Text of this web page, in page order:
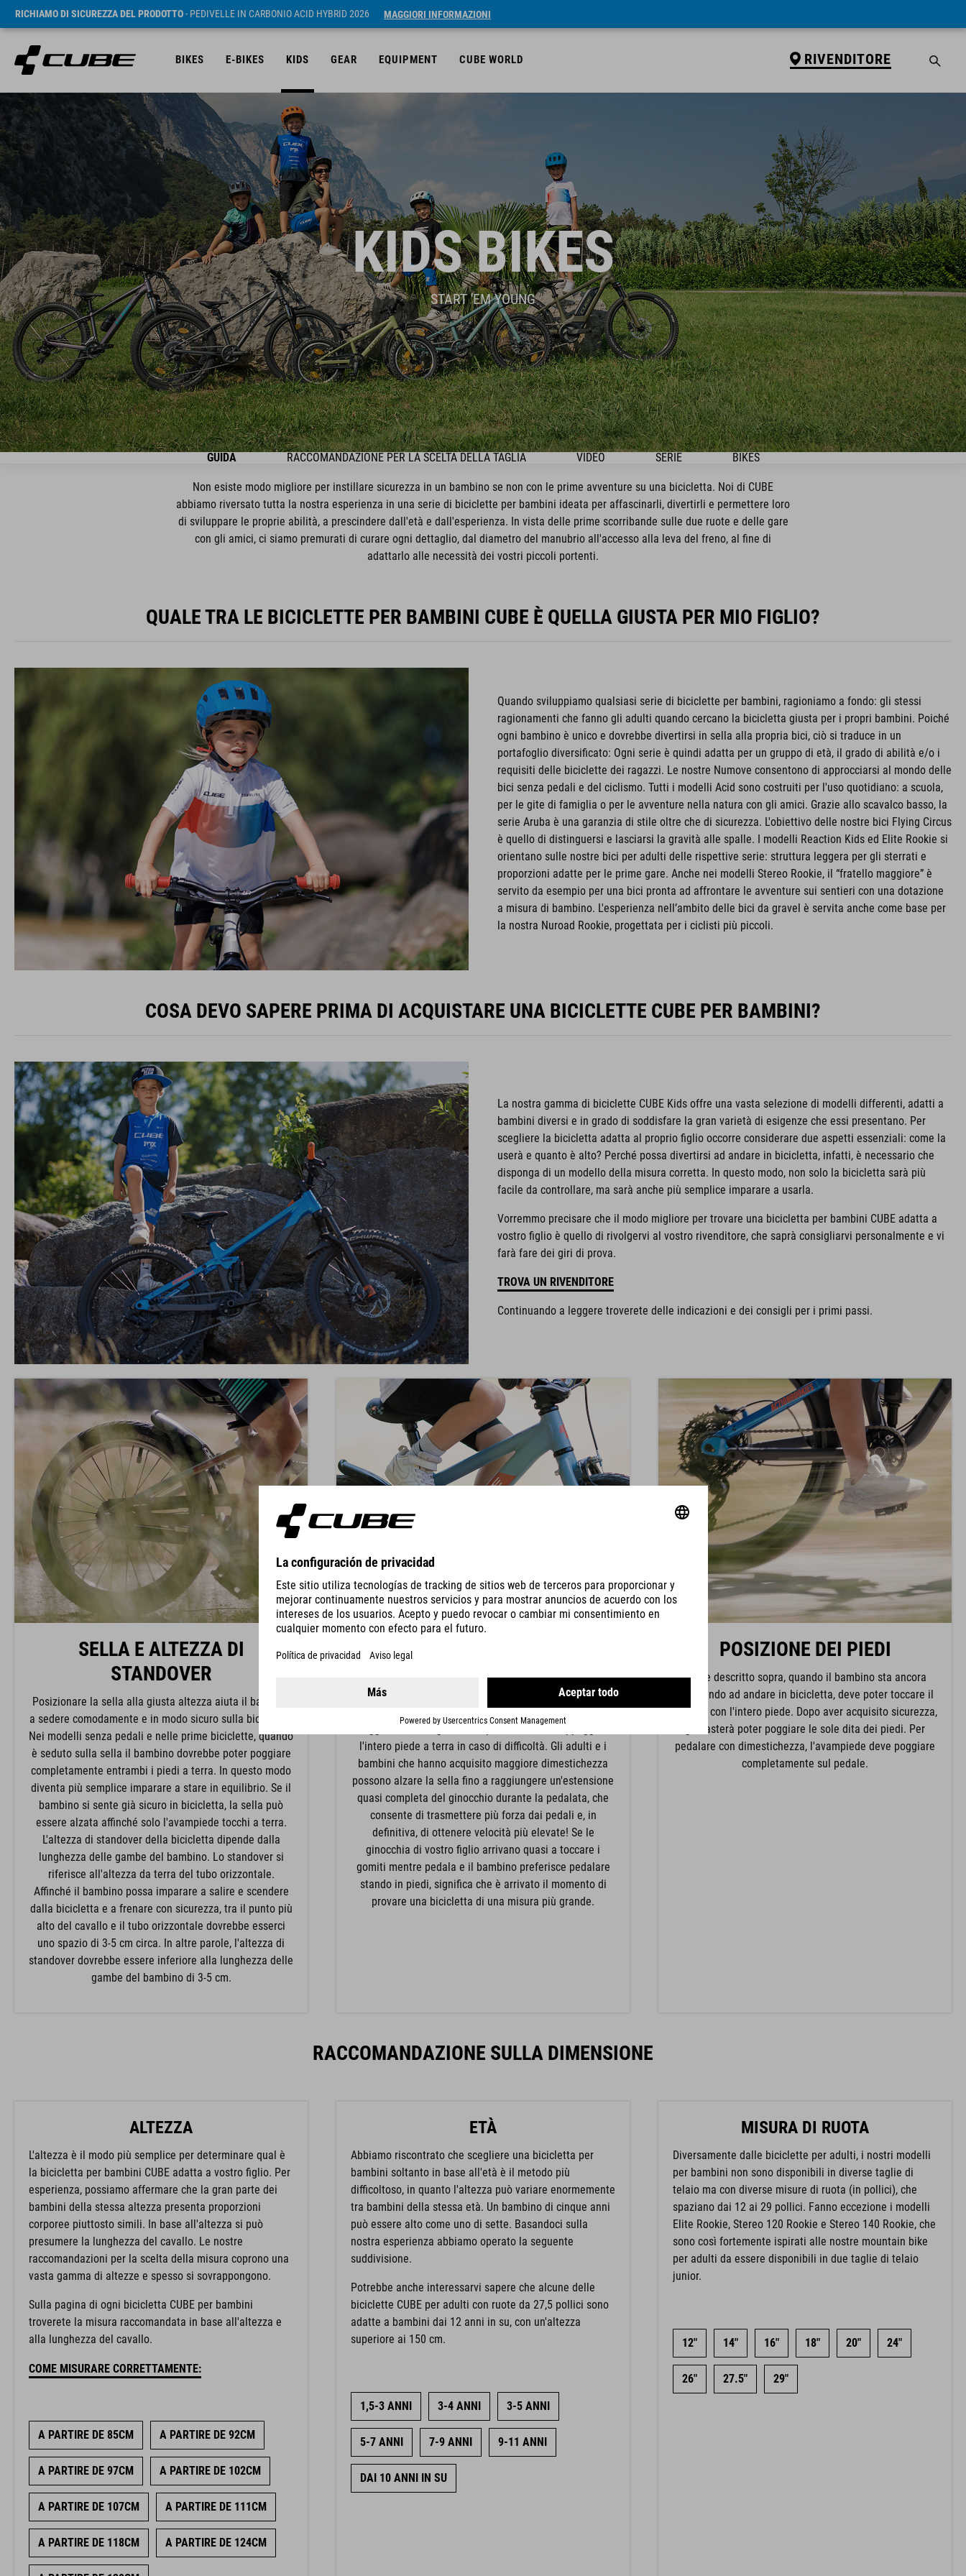
RICHIAMO DI SICUREZZA DEL PRODOTTO- PEDIVELLE IN CARBONIO ACID HYBRID 2026 MAGGIORI INFORMAZIONI
BIKES E-BIKES KIDS GEAR EQUIPMENT CUBE WORLD RIVENDITORE
KIDS BIKES
START 'EM YOUNG
GUIDA RACCOMANDAZIONE PER LA SCELTA DELLA TAGLIA VIDEO SERIE BIKES
Non esiste modo migliore per instillare sicurezza in un bambino se non con le prime avventure su una bicicletta. Noi di CUBE
abbiamo riversato tutta la nostra esperienza in una serie di biciclette per bambini ideata per affascinarli, divertirli e permettere loro
di sviluppare le proprie abilità, a prescindere dall'età e dall'esperienza. In vista delle prime scorribande sulle due ruote e delle gare
con gli amici, ci siamo premurati di curare ogni dettaglio, dal diametro del manubrio all'accesso alla leva del freno, al fine di
adattarlo alle necessità dei vostri piccoli portenti.
QUALE TRA LE BICICLETTE PER BAMBINI CUBE È QUELLA GIUSTA PER MIO FIGLIO?
Quando sviluppiamo qualsiasi serie di biciclette per bambini, ragioniamo a fondo: gli stessi
ragionamenti che fanno gli adulti quando cercano la bicicletta giusta per i propri bambini. Poiché
ogni bambino è unico e dovrebbe divertirsi in sella alla propria bici, ciò si traduce in un
portafoglio diversificato: Ogni serie è quindi adatta per un gruppo di età, il grado di abilità e/o i
requisiti delle biciclette dei ragazzi. Le nostre Numove consentono di approcciarsi al mondo delle
bici senza pedali e del ciclismo. Tutti i modelli Acid sono costruiti per l'uso quotidiano: a scuola,
per le gite di famiglia o per le avventure nella natura con gli amici. Grazie allo scavalco basso, la
serie Aruba è una garanzia di stile oltre che di sicurezza. L'obiettivo delle nostre bici Flying Circus
è quello di distinguersi e lasciarsi la gravità alle spalle. I modelli Reaction Kids ed Elite Rookie si
orientano sulle nostre bici per adulti delle rispettive serie: struttura leggera per gli sterrati e
proporzioni adatte per le prime gare. Anche nei modelli Stereo Rookie, il “fratello maggiore” è
servito da esempio per una bici pronta ad affrontare le avventure sui sentieri con una dotazione
a misura di bambino. L'esperienza nell’ambito delle bici da gravel è servita anche come base per
la nostra Nuroad Rookie, progettata per i ciclisti più piccoli.
COSA DEVO SAPERE PRIMA DI ACQUISTARE UNA BICICLETTE CUBE PER BAMBINI?
La nostra gamma di biciclette CUBE Kids offre una vasta selezione di modelli differenti, adatti a
bambini diversi e in grado di soddisfare la gran varietà di esigenze che essi presentano. Per
scegliere la bicicletta adatta al proprio figlio occorre considerare due aspetti essenziali: come la
userà e quanto è alto? Perché possa divertirsi ad andare in bicicletta, infatti, è necessario che
disponga di un modello della misura corretta. In questo modo, non solo la bicicletta sarà più
facile da controllare, ma sarà anche più semplice imparare a usarla.
Vorremmo precisare che il modo migliore per trovare una bicicletta per bambini CUBE adatta a
vostro figlio è quello di rivolgervi al vostro rivenditore, che saprà consigliarvi personalmente e vi
farà fare dei giri di prova.
TROVA UN RIVENDITORE
Continuando a leggere troverete delle indicazioni e dei consigli per i primi passi.
SELLA E ALTEZZA DI
STANDOVER
Posizionare la sella alla giusta altezza aiuta il bambino
a sedere comodamente e in modo sicuro sulla bicicletta.
Nei modelli senza pedali e nelle prime biciclette, quando
è seduto sulla sella il bambino dovrebbe poter poggiare
completamente entrambi i piedi a terra. In questo modo
diventa più semplice imparare a stare in equilibrio. Se il
bambino si sente già sicuro in bicicletta, la sella può
essere alzata affinché solo l'avampiede tocchi a terra.
L'altezza di standover della bicicletta dipende dalla
lunghezza delle gambe del bambino. Lo standover si
riferisce all'altezza da terra del tubo orizzontale.
Affinché il bambino possa imparare a salire e scendere
dalla bicicletta e a frenare con sicurezza, tra il punto più
alto del cavallo e il tubo orizzontale dovrebbe esserci
uno spazio di 3-5 cm circa. In altre parole, l'altezza di
standover dovrebbe essere inferiore alla lunghezza delle
gambe del bambino di 3-5 cm.
POSIZIONE DELLE GINOCCHIA
La posizione delle ginocchia è determinata dall'altezza
della sella. Per i principianti si raccomanda un'altezza
più bassa per la sella, che porta a piegare
maggiormente le ginocchia, permettendo di appoggiare
l'intero piede a terra in caso di difficoltà. Gli adulti e i
bambini che hanno acquisito maggiore dimestichezza
possono alzare la sella fino a raggiungere un'estensione
quasi completa del ginocchio durante la pedalata, che
consente di trasmettere più forza dai pedali e, in
definitiva, di ottenere velocità più elevate! Se le
ginocchia di vostro figlio arrivano quasi a toccare i
gomiti mentre pedala e il bambino preferisce pedalare
stando in piedi, significa che è arrivato il momento di
provare una bicicletta di una misura più grande.
POSIZIONE DEI PIEDI
Come descritto sopra, quando il bambino sta ancora
imparando ad andare in bicicletta, deve poter toccare il
terreno con l'intero piede. Dopo aver acquisito sicurezza,
gli basterà poter poggiare le sole dita dei piedi. Per
pedalare con dimestichezza, l'avampiede deve poggiare
completamente sul pedale.
RACCOMANDAZIONE SULLA DIMENSIONE
ALTEZZA
L'altezza è il modo più semplice per determinare qual è
la bicicletta per bambini CUBE adatta a vostro figlio. Per
esperienza, possiamo affermare che la gran parte dei
bambini della stessa altezza presenta proporzioni
corporee piuttosto simili. In base all'altezza si può
presumere la lunghezza del cavallo. Le nostre
raccomandazioni per la scelta della misura coprono una
vasta gamma di altezze e spesso si sovrappongono.
Sulla pagina di ogni bicicletta CUBE per bambini
troverete la misura raccomandata in base all'altezza e
alla lunghezza del cavallo.
COME MISURARE CORRETTAMENTE:
A PARTIRE DE 85CM A PARTIRE DE 92CM
A PARTIRE DE 97CM A PARTIRE DE 102CM
A PARTIRE DE 107CM A PARTIRE DE 111CM
A PARTIRE DE 118CM A PARTIRE DE 124CM
ETÀ
Abbiamo riscontrato che scegliere una bicicletta per
bambini soltanto in base all'età è il metodo più
difficoltoso, in quanto l'altezza può variare enormemente
tra bambini della stessa età. Un bambino di cinque anni
può essere alto come uno di sette. Basandoci sulla
nostra esperienza abbiamo operato la seguente
suddivisione.
Potrebbe anche interessarvi sapere che alcune delle
biciclette CUBE per adulti con ruote da 27,5 pollici sono
adatte a bambini dai 12 anni in su, con un'altezza
superiore ai 150 cm.
1,5-3 ANNI 3-4 ANNI 3-5 ANNI
5-7 ANNI 7-9 ANNI 9-11 ANNI
DAI 10 ANNI IN SU
MISURA DI RUOTA
Diversamente dalle biciclette per adulti, i nostri modelli
per bambini non sono disponibili in diverse taglie di
telaio ma con diverse misure di ruota (in pollici), che
spaziano dai 12 ai 29 pollici. Fanno eccezione i modelli
Elite Rookie, Stereo 120 Rookie e Stereo 140 Rookie, che
sono così fortemente ispirati alle nostre mountain bike
per adulti da essere disponibili in due taglie di telaio
junior.
12" 14" 16" 18" 20" 24"
26" 27.5" 29"